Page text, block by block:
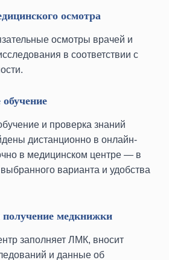
осмотра
осмотры врачей и
в соответствии с
обучение
и проверка знаний
дистанционно в онлайн-
в медицинском центре — в
варианта и удобства
медкнижки
заполняет ЛМК, вносит
и данные об